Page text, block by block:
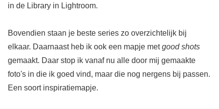
in de Library in Lightroom.
Bovendien staan je beste series zo overzichtelijk bij
elkaar. Daarnaast heb ik ook een mapje metgood shots
gemaakt. Daar stop ik vanaf nu alle door mij gemaakte
foto's in die ik goed vind, maar die nog nergens bij passen.
Een soort inspiratiemapje.